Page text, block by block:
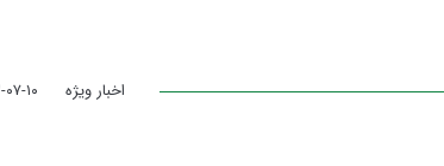
اخبار ویژه